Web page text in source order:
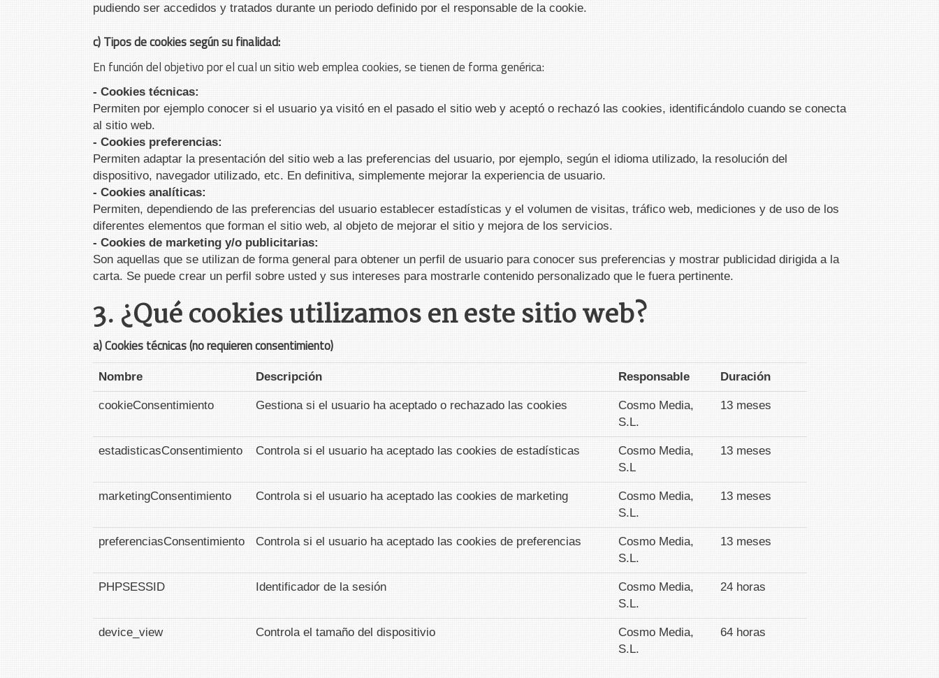
pudiendo ser accedidos y tratados durante un periodo definido por el responsable de la cookie.
c) Tipos de cookies según su finalidad:
En función del objetivo por el cual un sitio web emplea cookies, se tienen de forma genérica:
- Cookies técnicas:
Permiten por ejemplo conocer si el usuario ya visitó en el pasado el sitio web y aceptó o rechazó las cookies, identificándolo cuando se conecta
al sitio web.
- Cookies preferencias:
Permiten adaptar la presentación del sitio web a las preferencias del usuario, por ejemplo, según el idioma utilizado, la resolución del
dispositivo, navegador utilizado, etc. En definitiva, simplemente mejorar la experiencia de usuario.
- Cookies analíticas:
Permiten, dependiendo de las preferencias del usuario establecer estadísticas y el volumen de visitas, tráfico web, mediciones y de uso de los
diferentes elementos que forman el sitio web, al objeto de mejorar el sitio y mejora de los servicios.
- Cookies de marketing y/o publicitarias:
Son aquellas que se utilizan de forma general para obtener un perfil de usuario para conocer sus preferencias y mostrar publicidad dirigida a la
carta. Se puede crear un perfil sobre usted y sus intereses para mostrarle contenido personalizado que le fuera pertinente.
3. ¿Qué cookies utilizamos en este sitio web?
a) Cookies técnicas (no requieren consentimiento)
Nombre Descripción Responsable Duración
cookieConsentimiento Gestiona si el usuario ha aceptado o rechazado las cookies
Cosmo Media,
S.L.
13 meses
estadisticasConsentimiento Controla si el usuario ha aceptado las cookies de estadísticas
Cosmo Media,
S.L
13 meses
marketingConsentimiento Controla si el usuario ha aceptado las cookies de marketing
Cosmo Media,
S.L.
13 meses
preferenciasConsentimiento Controla si el usuario ha aceptado las cookies de preferencias
Cosmo Media,
S.L.
13 meses
PHPSESSID Identificador de la sesión
Cosmo Media,
S.L.
24 horas
device_view Controla el tamaño del dispositivio
Cosmo Media,
S.L.
64 horas